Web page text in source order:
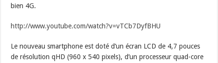
bien 4G.
http://www.youtube.com/watch?v=vTCb7DyfBHU
Le nouveau smartphone est doté d’un écran LCD de 4,7 pouces
de résolution qHD (960 x 540 pixels), d’un processeur quad-core